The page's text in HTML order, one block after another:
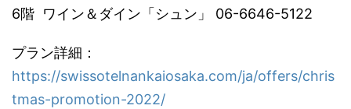
6階 ワイン＆ダイン「シュン」 06-6646-5122
プラン詳細：
https://swissotelnankaiosaka.com/ja/offers/chris
tmas-promotion-2022/